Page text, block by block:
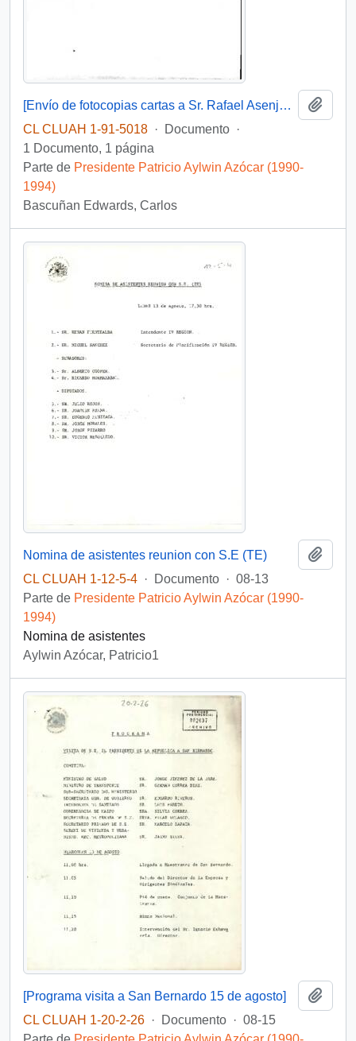
[Envío de fotocopias cartas a Sr. Rafael Asenjo Zegers Secretario Ejecutivo de comisión Nacional del Medio Ambiente]
CL CLUAH 1-91-5018 · Documento ·
1 Documento, 1 página
Parte de Presidente Patricio Aylwin Azócar (1990-
1994)
Bascuñan Edwards, Carlos
Nomina de asistentes reunion con S.E (TE)
CL CLUAH 1-12-5-4 · Documento · 08-13
Parte de Presidente Patricio Aylwin Azócar (1990-
1994)
Nomina de asistentes
Aylwin Azócar, Patricio1
[Programa visita a San Bernardo 15 de agosto]
CL CLUAH 1-20-2-26 · Documento · 08-15